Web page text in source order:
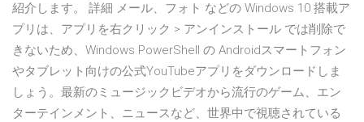
紹介します。 詳細 メール、フォト などの Windows 10 搭載ア
プリは、アプリを右クリック > アンインストール では削除で
きないため、Windows PowerShell の Androidスマートフォン
やタブレット向けの公式YouTubeアプリをダウンロードしま
しょう。最新のミュージックビデオから流行のゲーム、エン
ターテインメント、ニュースなど、世界中で視聴されている